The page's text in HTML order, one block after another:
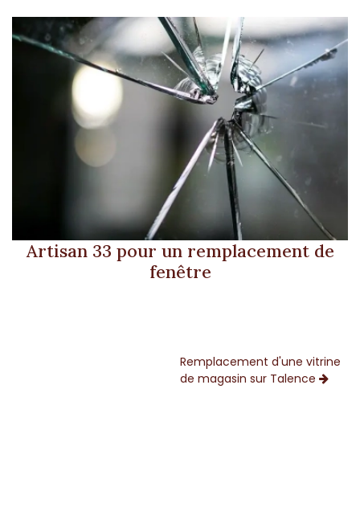
Artisan 33 pour un remplacement de
fenêtre
Remplacement d'une vitrine
de magasin sur Talence